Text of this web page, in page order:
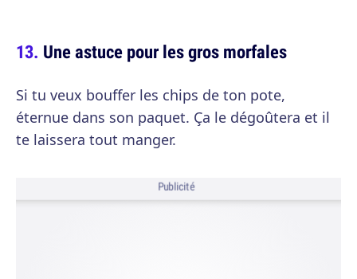
Une astuce pour les gros morfales
Si tu veux bouffer les chips de ton pote,
éternue dans son paquet. Ça le dégoûtera et il
te laissera tout manger.
Publicité